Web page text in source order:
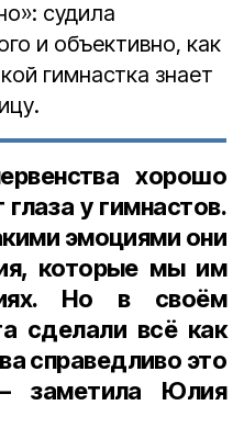
судила
и объективно, как
гимнастка знает
хорошо
у гимнастов.
эмоциями они
которые мы им
Но в своём
сделали всё как
справедливо это
заметила Юлия